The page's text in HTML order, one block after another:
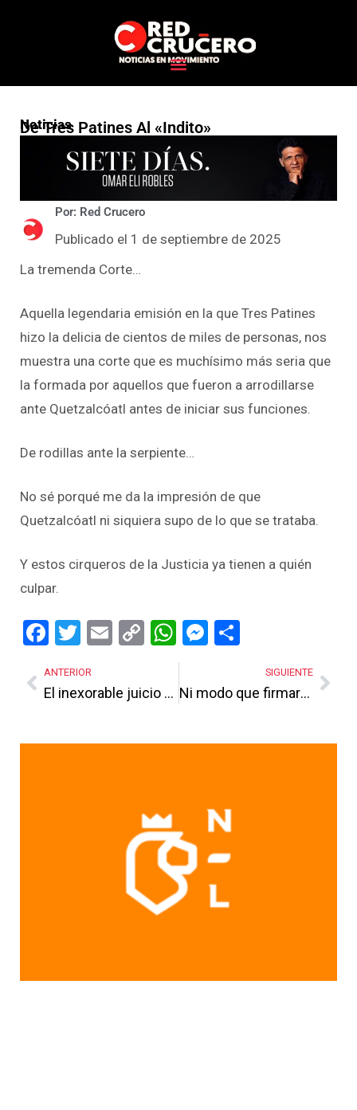
Noticias
De Tres Patines Al «indito»
Por: Red Crucero
Publicado el 1 de septiembre de 2025
La tremenda Corte…
Aquella legendaria emisión en la que Tres Patines
hizo la delicia de cientos de miles de personas, nos
muestra una corte que es muchísimo más seria que
la formada por aquellos que fueron a arrodillarse
ante Quetzalcóatl antes de iniciar sus funciones.
De rodillas ante la serpiente…
No sé porqué me da la impresión de que
Quetzalcóatl ni siquiera supo de lo que se trataba.
Y estos cirqueros de la Justicia ya tienen a quién
culpar.
Facebook
Twitter
EmailCopy
Link
WhatsApp
Messenger
ANTERIOR
El inexorable juicio popular
SIGUIENTE
Ni modo que firmara con el Mencho